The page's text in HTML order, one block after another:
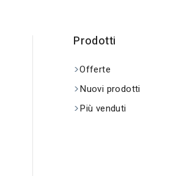
Prodotti
Offerte
Nuovi prodotti
Più venduti